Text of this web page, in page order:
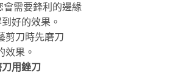
會需要鋒利的邊緣
好的效果。
剪刀時先磨刀
效果。
用銼刀